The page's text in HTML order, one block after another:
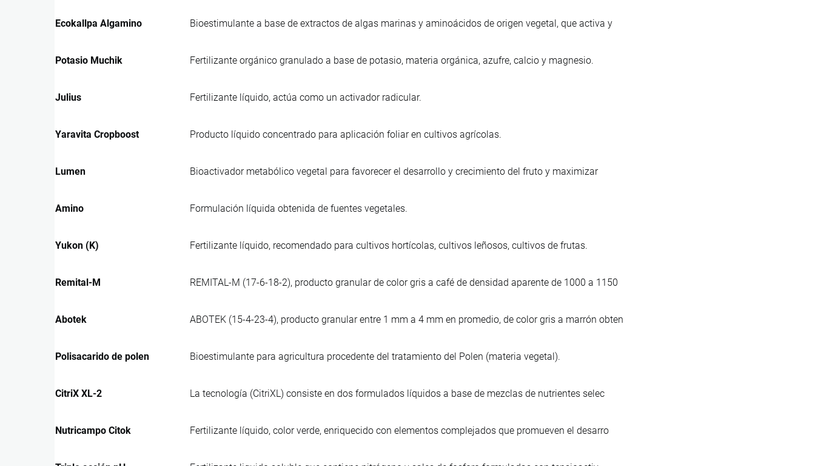
Ecokallpa Algamino Bioestimulante a base de extractos de algas marinas y aminoácidos de origen vegetal, que activa y
Potasio Muchik Fertilizante orgánico granulado a base de potasio, materia orgánica, azufre, calcio y magnesio.
Julius Fertilizante líquido, actúa como un activador radicular.
Yaravita Cropboost Producto líquido concentrado para aplicación foliar en cultivos agrícolas.
Lumen Bioactivador metabólico vegetal para favorecer el desarrollo y crecimiento del fruto y maximizar
Amino Formulación líquida obtenida de fuentes vegetales.
Yukon (K) Fertilizante líquido, recomendado para cultivos hortícolas, cultivos leñosos, cultivos de frutas.
Remital-M REMITAL-M (17-6-18-2), producto granular de color gris a café de densidad aparente de 1000 a 1150
Abotek ABOTEK (15-4-23-4), producto granular entre 1 mm a 4 mm en promedio, de color gris a marrón obten
Polisacarido de polen Bioestimulante para agricultura procedente del tratamiento del Polen (materia vegetal).
CitriX XL-2 La tecnología (CitriXL) consiste en dos formulados líquidos a base de mezclas de nutrientes selec
Nutricampo Citok Fertilizante líquido, color verde, enriquecido con elementos complejados que promueven el desarro